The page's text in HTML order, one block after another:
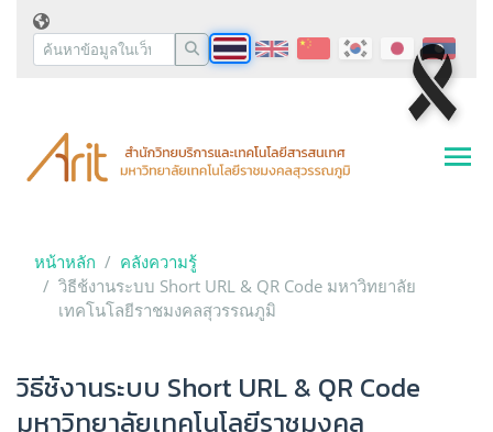
หน้าหลัก
คลังความรู้
วิธีช้งานระบบ Short URL & QR Code มหาวิทยาลัย
เทคโนโลยีราชมงคลสุวรรณภูมิ
วิธีช้งานระบบ Short URL & QR Code
มหาวิทยาลัยเทคโนโลยีราชมงคล